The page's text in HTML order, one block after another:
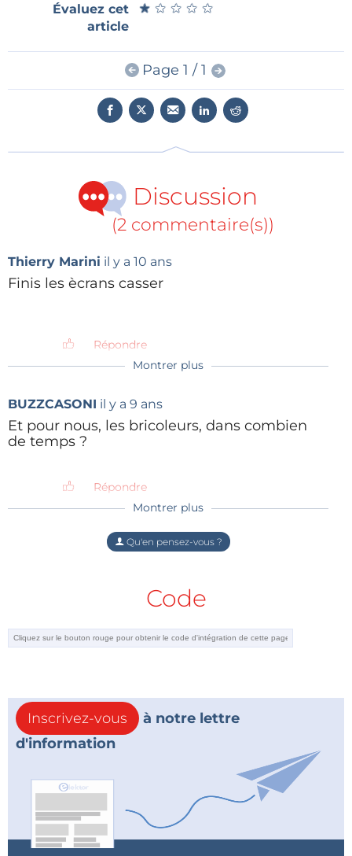
Évaluez cet
article
★ ★ ★ ★ ★
★ ★ ★ ★ ★
Page 1 / 1
Discussion
(2 commentaire(s))
Thierry Marini il y a 10 ans
Finis les ècrans casser
Répondre
Montrer plus
BUZZCASONI il y a 9 ans
Et pour nous, les bricoleurs, dans combien
de temps ?
Répondre
Montrer plus
Qu'en pensez-vous ?
Code
Inscrivez-vous
à notre lettre
d'information